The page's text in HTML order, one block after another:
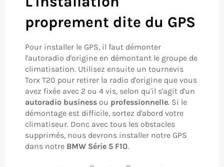
proprement dite du GPS
Pour installer le GPS, il faut démonter
l'autoradio d'origine en démontant le groupe de
climatisation. Utilisez ensuite un tournevis
Torx T20 pour retirer la radio d'origine que vous
avez fixée avec 2 ou 4 vis, selon qu'il s'agit d'un
autoradio business ou professionnelle. Si le
démontage est difficile, sortez d'abord votre
climatiseur. Donc avec tous les obstacles
supprimés, nous devrons installer notre GPS
dans notre BMW Série 5 F10.